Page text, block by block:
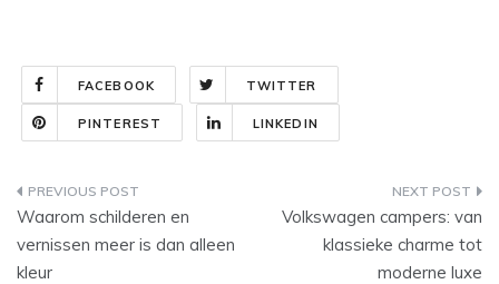
FACEBOOK TWITTER
PINTEREST LINKEDIN
Post
navigation
Waarom schilderen en
vernissen meer is dan alleen
kleur
Volkswagen campers: van
klassieke charme tot
moderne luxe